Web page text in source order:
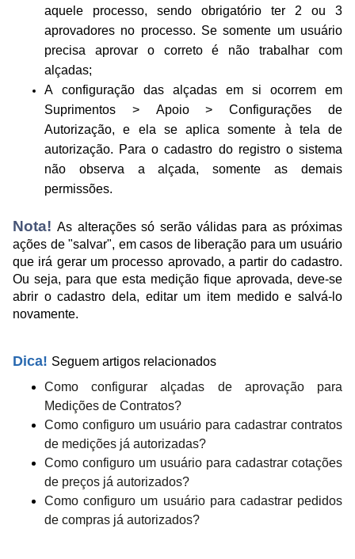
aquele processo, sendo obrigatório ter 2 ou 3
aprovadores no processo. Se somente um usuário
precisa aprovar o correto é não trabalhar com
alçadas;
A configuração das alçadas em si ocorrem em
Suprimentos > Apoio > Configurações de
Autorização, e ela se aplica somente à tela de
autorização. Para o cadastro do registro o sistema
não observa a alçada, somente as demais
permissões.
Nota!As alterações só serão válidas para as próximas
ações de "salvar", em casos de liberação para um usuário
que irá gerar um processo aprovado, a partir do cadastro.
Ou seja, para que esta medição fique aprovada, deve-se
abrir o cadastro dela, editar um item medido e salvá-lo
novamente.
Dica! Seguem artigos relacionados
Como configurar alçadas de aprovação para
Medições de Contratos?
Como configuro um usuário para cadastrar contratos
de medições já autorizadas?
Como configuro um usuário para cadastrar cotações
de preços já autorizados?
Como configuro um usuário para cadastrar pedidos
de compras já autorizados?